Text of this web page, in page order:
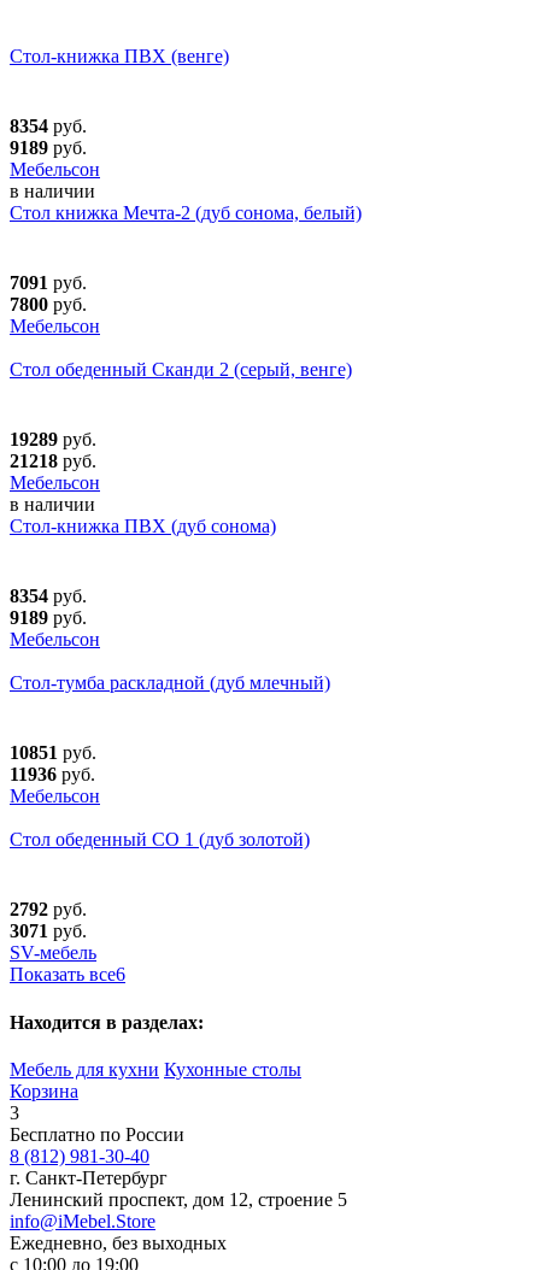
Стол-книжка ПВХ (венге)
8354 руб.
9189 руб.
Мебельсон
в наличии
Стол книжка Мечта-2 (дуб сонома, белый)
7091 руб.
7800 руб.
Мебельсон
Стол обеденный Сканди 2 (серый, венге)
19289 руб.
21218 руб.
Мебельсон
в наличии
Стол-книжка ПВХ (дуб сонома)
8354 руб.
9189 руб.
Мебельсон
Стол-тумба раскладной (дуб млечный)
10851 руб.
11936 руб.
Мебельсон
Стол обеденный СО 1 (дуб золотой)
2792 руб.
3071 руб.
SV-мебель
Показать все6
Находится в разделах:
Мебель для кухни Кухонные столы
Корзина
3
Бесплатно по России
8 (812) 981-30-40
г. Санкт-Петербург
Ленинский проспект, дом 12, строение 5
info@iMebel.Store
Ежедневно, без выходных
с 10:00 до 19:00